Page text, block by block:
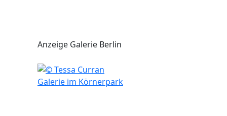
Anzeige Galerie Berlin
Galerie im Körnerpark